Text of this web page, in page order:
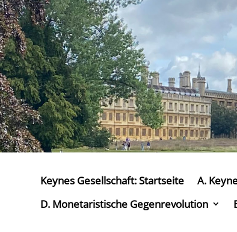
Keynes Gesellschaft: Startseite A.
D. Monetaristische Gegenrevolution